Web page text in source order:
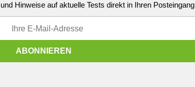
Hinweise auf aktuelle Tests direkt in Ihren Posteingang